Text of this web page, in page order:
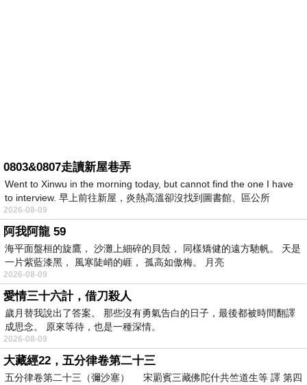
0803&0807走讀新屋巷弄
Went to Xinwu in the morning today, but cannot find the one I have
to interview. 早上前往新屋，炎熱高溫卻沒找到圖書館、區公所
2026-08-09
阿我阿龍 59
海平面盤桓的旋鷹， 沙灘上細碎的貝殼， 同樣矯健的遠方馳帆。 天是
一片紫藍漆黑， 風寒陡峭的崕， 孤高如傲梅。 月亮
2026-08-09
愛情三十六計，借刀殺人
歲月替我說出了答案。 那些沒有勇氣告白的日子，最後都被時間翻譯
成思念。 原來等待，也是一種深情。
2026-08-09
大藏經22，五分律卷第二十三
五分律卷第二十三（彌沙塞） 宋罽賓三藏佛陀什共竺道生等 譯 第四